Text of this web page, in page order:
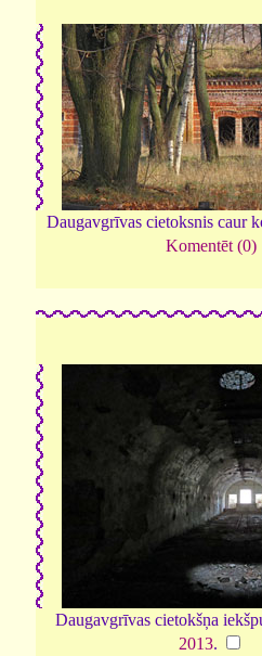
Daugavgrīvas cietoksnis caur
Komentēt (0)
Daugavgrīvas cietokšņa
2013.